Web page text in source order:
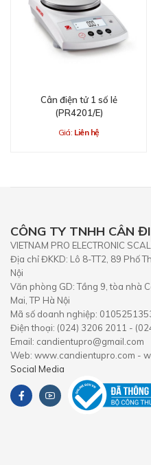
Cân điện tử 1 số lẻ
(PR4201/E)
Giá: Liên hệ
CÔNG TY TNHH CÂN
VIETNAM PRO ELECTRONIC
Địa chỉ ĐKKD: Lô 8-TT2, 89 Phố
Nội
Văn phòng GD: Tầng 9, tòa nhà
Mai, TP Hà Nội
Mã số doanh nghiệp:
Điện thoại: (024) 3206 2011 -
Email: candientupro@gmail.com
Web: www.candientupro.com -
Social Media